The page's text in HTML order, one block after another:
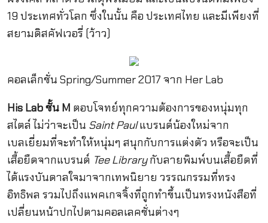
19 ประเทศทั่วโลก ซึ่งในนั้น คือ ประเทศไทย และมีเพียงที่
สยามดิสคัฟเวอรี่ (ว้าว)
คอลเล็กชั่น Spring/Summer 2017 จาก Her Lab
His Lab ชั้น M ตอบโจทย์ทุกความต้องการของหนุ่มทุก
สไตล์ ไม่ว่าจะเป็น Saint Paulแบรนด์น้องใหม่จาก
เบลเยี่ยมที่จะทำให้หนุ่มๆ สนุกกับการแต่งตัว หรือจะเป็น
เสื้อยืดจากแบรนด์ Tee Libraryกับลายพิมพ์บนเสื้อยืดที่
ได้แรงบันดาลใจมาจากเทพนิยาย วรรณกรรมที่ทรง
อิทธิพล รวมไปถึงแพคเกจจิ้งที่ถูกทำขึ้นเป็นทรงหนังสือที่
เปลี่ยนหน้าปกไปตามคอลเลคชั่นต่างๆ